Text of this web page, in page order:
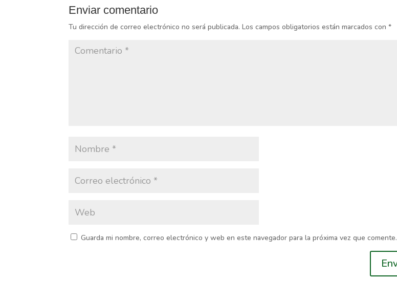
Enviar comentario
Tu dirección de correo electrónico no será publicada. Los campos obligatorios están marcados con*
Guarda mi nombre, correo electrónico y web en este navegador para la próxima vez que comente.